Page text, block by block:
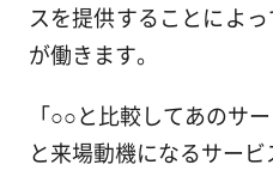
スを提供することによ
が働きます。
「○○と比較してあのサ
と来場動機になるサービ